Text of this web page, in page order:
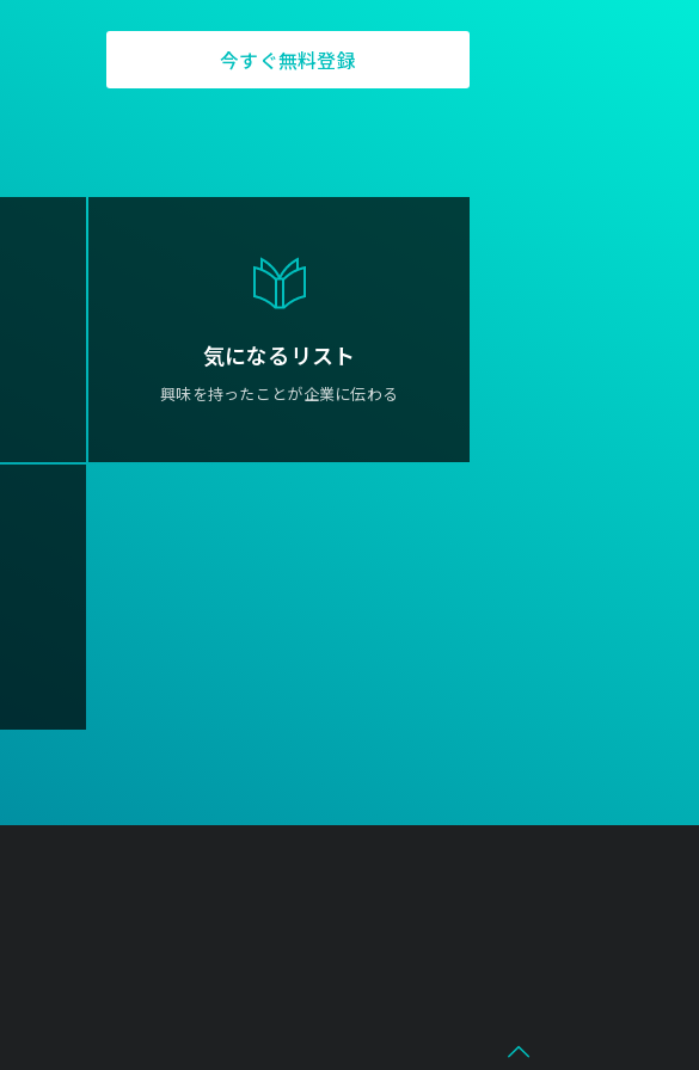
今すぐ無料登録
気になるリスト
興味を持ったことが企業に伝わる